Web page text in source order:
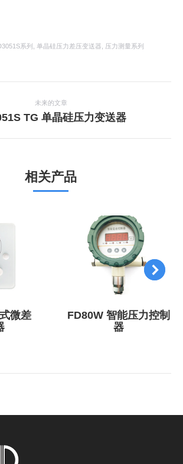
系列 单晶硅压力差压变送器 压力测量系列
未来的文章
下
个
TG 单晶硅压力变送器
相关产品
微差
FD80W 智能压力控制
器